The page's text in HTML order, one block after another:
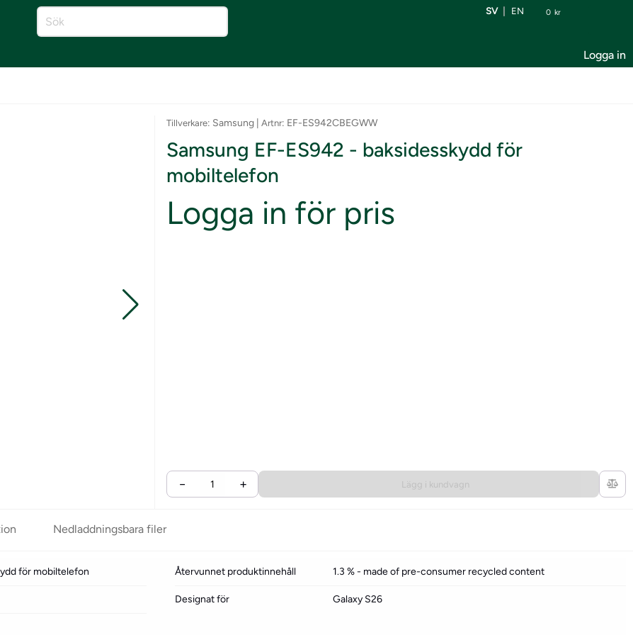
SV EN 0 kr
Logga in
Tillverkare: Samsung | Artnr: EF-ES942CBEGWW
Samsung EF-ES942 - baksidesskydd för
mobiltelefon
Logga in för pris
− + Lägg i kundvagn
Nedladdningsbara filer
för mobiltelefon Återvunnet produktinnehåll 1.3 % - made of pre-consumer recycled content
Designat för Galaxy S26